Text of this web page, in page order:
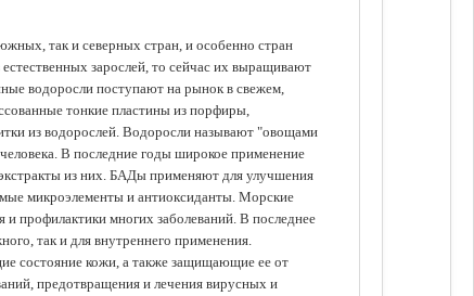
так и северных стран, и особенно стран
зарослей, то сейчас их выращивают
водоросли поступают на рынок в свежем,
тонкие пластины из порфиры,
из водорослей. Водоросли называют "овощами
В последние годы широкое применение
из них. БАДы применяют для улучшения
микроэлементы и антиоксиданты. Морские
профилактики многих заболеваний. В последнее
так и для внутреннего применения.
состояние кожи, а также защищающие ее от
предотвращения и лечения вирусных и